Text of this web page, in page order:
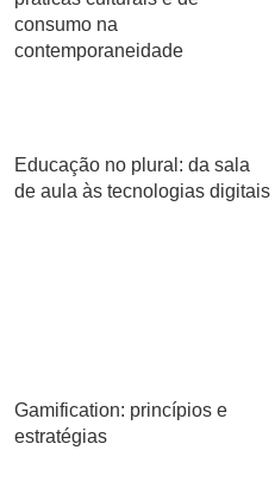
consumo na
contemporaneidade
Educação no plural: da sala
de aula às tecnologias digitais
Gamification: princípios e
estratégias